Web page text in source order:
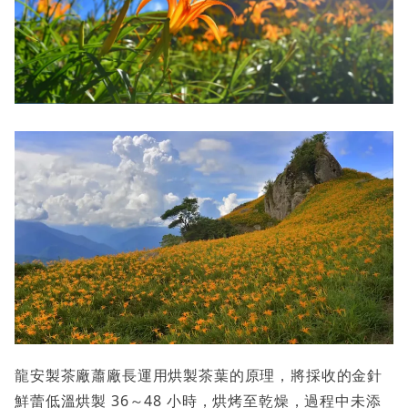
龍安製茶廠蕭廠長運用烘製茶葉的原理，將採收的金針
鮮蕾低溫烘製 36～48 小時，烘烤至乾燥，過程中未添